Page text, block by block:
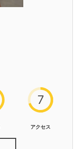
7
アクセス